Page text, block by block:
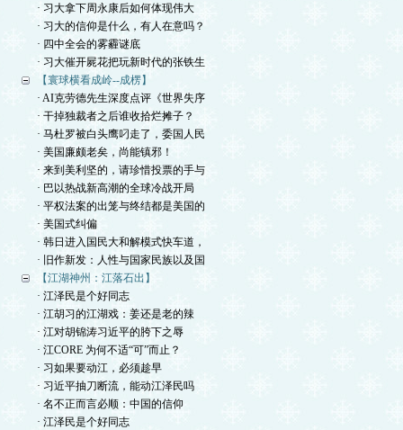
· 习大拿下周永康后如何体现伟大
· 习大的信仰是什么，有人在意吗？
· 四中全会的雾霾谜底
· 习大催开屍花把玩新时代的张铁生
【寰球横看成岭--成楞】
· AI克劳德先生深度点评《世界失序
· 干掉独裁者之后谁收拾烂摊子？
· 马杜罗被白头鹰叼走了，委国人民
· 美国廉颇老矣，尚能镇邪！
· 来到美利坚的，请珍惜投票的手与
· 巴以热战新高潮的全球冷战开局
· 平权法案的出笼与终结都是美国的
· 美国式纠偏
· 韩日进入国民大和解模式快车道，
· 旧作新发：人性与国家民族以及国
【江湖神州：江落石出】
· 江泽民是个好同志
· 江胡习的江湖戏：姜还是老的辣
· 江对胡锦涛习近平的胯下之辱
· 江CORE 为何不适“可”而止？
· 习如果要动江，必须趁早
· 习近平抽刀断流，能动江泽民吗
· 名不正而言必顺：中国的信仰
· 江泽民是个好同志